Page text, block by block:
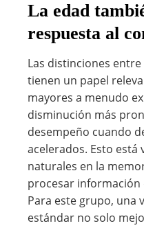
La edad
respuesta al
Las distinciones
tienen un papel
mayores a menudo
disminución más
desempeño cuando
acelerados. Esto está
naturales en la
procesar información
Para este grupo, una
estándar no solo